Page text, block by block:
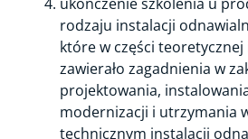
rodzaju instalacji
które w części
zawierało zagadnienia w
projektowania,
modernizacji i utrzymania
technicznym instalacji